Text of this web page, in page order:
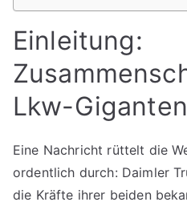
Einleitung:
Lkw-Giganten
Eine Nachricht rüttelt die
ordentlich durch: Daimler
die Kräfte ihrer beiden